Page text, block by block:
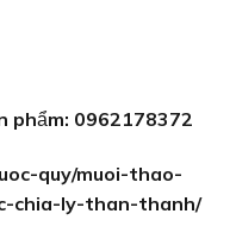
phẩm: 0962178372
quy/muoi-thao-
chia-ly-than-thanh/